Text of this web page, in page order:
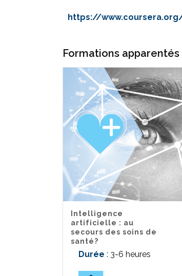
https://
Formations apparentés
Intelligence
artificielle : au
secours des soins de
santé?
Durée : 3-6 heures